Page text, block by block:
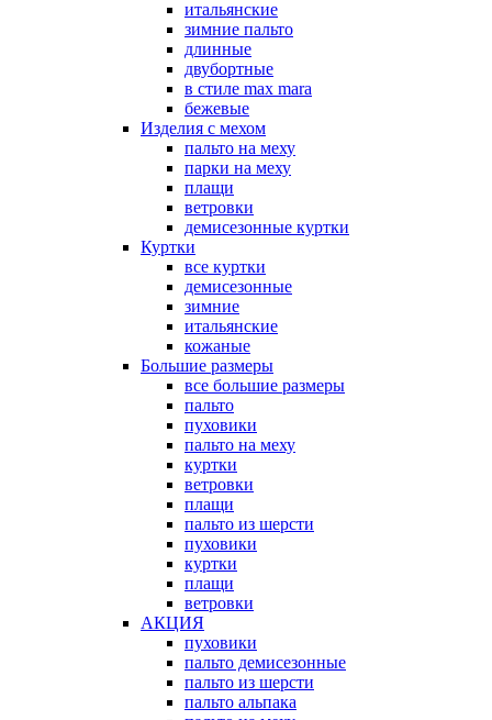
итальянские
зимние пальто
длинные
двубортные
в стиле max mara
бежевые
Изделия с мехом
пальто на меху
парки на меху
плащи
ветровки
демисезонные куртки
Куртки
все куртки
демисезонные
зимние
итальянские
кожаные
Большие размеры
все большие размеры
пальто
пуховики
пальто на меху
куртки
ветровки
плащи
пальто из шерсти
пуховики
куртки
плащи
ветровки
АКЦИЯ
пуховики
пальто демисезонные
пальто из шерсти
пальто альпака